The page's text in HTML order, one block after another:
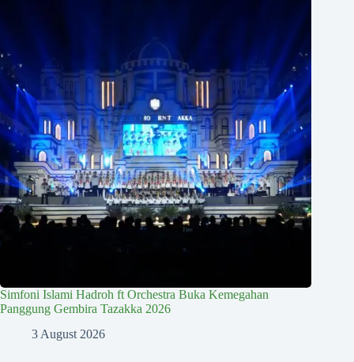
Simfoni Islami Hadroh ft Orchestra Buka Kemegahan
Panggung Gembira Tazakka 2026
3 August 2026